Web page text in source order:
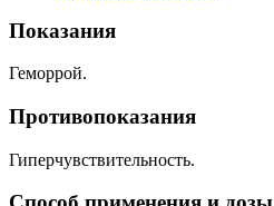
Показания
Геморрой.
Противопоказания
Гиперчувствительность.